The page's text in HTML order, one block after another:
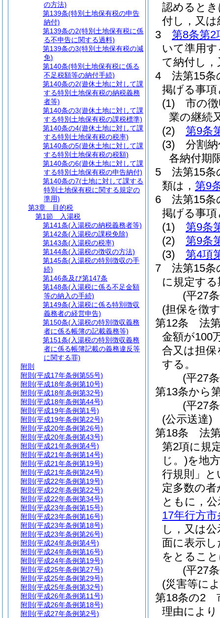
認めると
付し，又
3
第8条第2
いて準用
て納付し
4
法第15
掲げる事
(1)
市の
業の継続
(2)
第9条
(3)
分割
各納付期
5
法第15条
類は， 第9
6
法第15
掲げる事
(1)
第9条
(2)
第9条
(3)
第4項
7
法第15条
に規定す
(平27
(担保を徴
第12条
法
金額が100
合又は担
する。
(平27
第13条から
(平27
(公示送達)
第18条
法
第2項に規
じ。)を地
行規則」と
定多数の
ともに，
17年行方
し，又は
面に表示
をとるこ
(平27
(災害等に
第18条の2
理由によ
の方法)
第139条(特別土地保有税の申告
納付)
第139条の2(特別土地保有税に係
る不申告に関する過料)
第139条の3(特別土地保有税の減
免)
第140条(特別土地保有税に係る
不足税額等の納付手続)
第140条の2(遊休土地に対して課
する特別土地保有税の納税義務
者等)
第140条の3(遊休土地に対して課
する特別土地保有税の課税標準)
第140条の4(遊休土地に対して課
する特別土地保有税の税率)
第140条の5(遊休土地に対して課
する特別土地保有税の税額)
第140条の6(遊休土地に対して課
する特別土地保有税の申告納付)
第140条の7(土地に対して課する
特別土地保有税に関する規定の
準用)
第3章
目的税
第1節
入湯税
第141条(入湯税の納税義務者等)
第142条(入湯税の課税免除)
第143条(入湯税の税率)
第144条(入湯税の徴収の方法)
第145条(入湯税の特別徴収の手
続)
第146条及び第147条
第148条(入湯税に係る不足金額
等の納入の手続)
第149条(入湯税に係る特別徴収
義務者の経営申告)
第150条(入湯税の特別徴収義務
者に係る帳簿の記載義務等)
第151条(入湯税の特別徴収義務
者に係る帳簿記載の義務違反等
に関する罪)
附則
附則 (平成17年条例第55号)
附則 (平成18年条例第10号)
附則 (平成18年条例第32号)
附則 (平成18年条例第44号)
附則 (平成19年条例第1号)
附則 (平成19年条例第22号)
附則 (平成20年条例第26号)
附則 (平成20年条例第43号)
附則 (平成21年条例第4号)
附則 (平成21年条例第14号)
附則 (平成21年条例第19号)
附則 (平成21年条例第24号)
附則 (平成22年条例第19号)
附則 (平成22年条例第22号)
附則 (平成22年条例第34号)
附則 (平成23年条例第15号)
附則 (平成23年条例第16号)
附則 (平成23年条例第18号)
附則 (平成23年条例第26号)
附則 (平成24年条例第4号)
附則 (平成24年条例第16号)
附則 (平成24年条例第19号)
附則 (平成25年条例第27号)
附則 (平成25年条例第29号)
附則 (平成25年条例第32号)
附則 (平成26年条例第11号)
附則 (平成26年条例第18号)
附則 (平成27年条例第2号)